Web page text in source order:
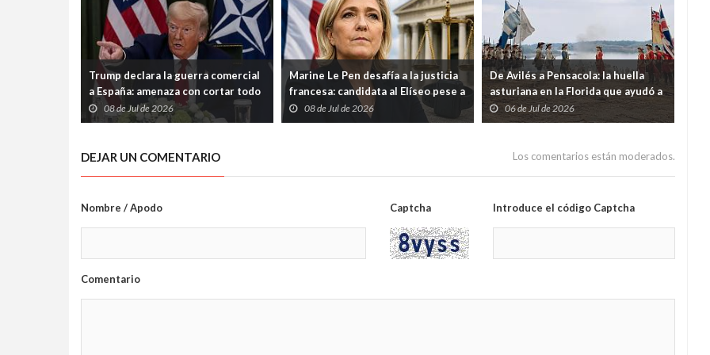
Trump declara la guerra comercial
a España: amenaza con cortar todo
vínculo y convierte a Madrid en el
gran señalado de la OTAN
08 de Jul de 2026
Marine Le Pen desafía a la justicia
francesa: candidata al Elíseo pese a
su condena por malversación
08 de Jul de 2026
De Avilés a Pensacola: la huella
asturiana en la Florida que ayudó a
nacer a Estados Unidos
06 de Jul de 2026
DEJAR UN COMENTARIO Los comentarios están moderados.
Nombre / Apodo Captcha Introduce el código Captcha
Comentario